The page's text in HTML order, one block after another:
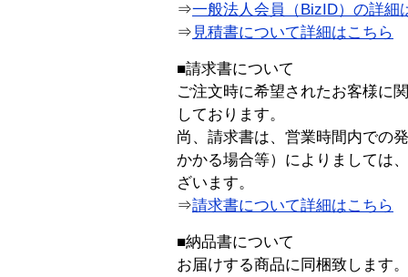
⇒一般法人会員（BizID）の詳細
⇒ 見積書について詳細はこちら
■請求書について
ご注文時に希望されたお客様に
しております。
尚、請求書は、営業時間内での
かかる場合等）によりましては
ざいます。
⇒請求書について詳細はこちら
■納品書について
お届けする商品に同梱致します。